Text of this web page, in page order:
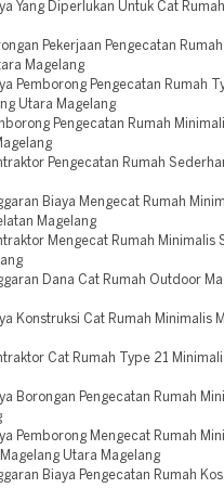
Yang Diperlukan Untuk Cat
Pekerjaan Pengecatan
Magelang
Pemborong Pengecatan Rumah
Utara Magelang
Pengecatan Rumah
Pengecatan Rumah
Biaya Mengecat Rumah
Magelang
Mengecat Rumah Minimalis
Dana Cat Rumah Outdoor
Konstruksi Cat Rumah Minimalis
Cat Rumah Type 21
Borongan Pengecatan Rumah
Pemborong Mengecat Rumah
Utara Magelang
Biaya Pengecatan Rumah